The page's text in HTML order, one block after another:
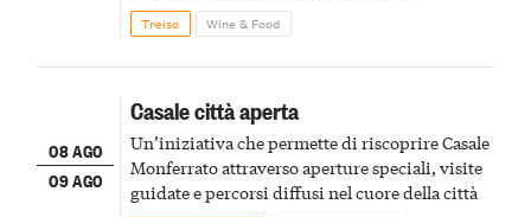
Treiso Wine & Food
08 AGO
09 AGO
Casale città aperta
Un’iniziativa che permette di riscoprire Casale
Monferrato attraverso aperture speciali, visite
guidate e percorsi diffusi nel cuore della città